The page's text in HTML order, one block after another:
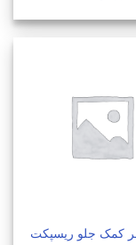
کمک جلو ریسپکت